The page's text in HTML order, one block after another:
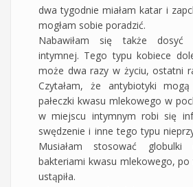
dwa tygodnie miałam katar i
mogłam sobie poradzić.
Nabawiłam się także dosyć
intymnej. Tego typu kobiece
może dwa razy w życiu, ostatni
Czytałam, że antybiotyki
pałeczki kwasu mlekowego w
w miejscu intymnym robi się
swędzenie i inne tego typu
Musiałam stosować globulki
bakteriami kwasu mlekowego,
ustąpiła.